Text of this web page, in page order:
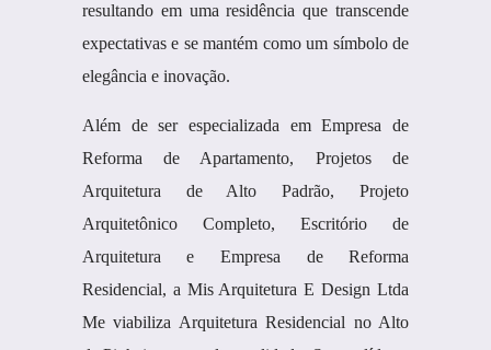
resultando em uma residência que transcende
expectativas e se mantém como um símbolo de
elegância e inovação.
Além de ser especializada em Empresa de
Reforma de Apartamento, Projetos de
Arquitetura de Alto Padrão, Projeto
Arquitetônico Completo, Escritório de
Arquitetura e Empresa de Reforma
Residencial, a Mis Arquitetura E Design Ltda
Me viabiliza Arquitetura Residencial no Alto